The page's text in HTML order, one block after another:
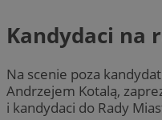
Kandydaci na
Na scenie poza
Andrzejem Kotalą,
i kandydaci do Rady